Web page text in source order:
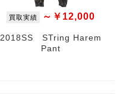
買取実績 ～￥12,000
2018SS STring Harem
Pant